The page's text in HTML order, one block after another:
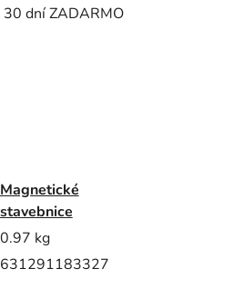
30 dní ZADARMO
Magnetické
stavebnice
0.97 kg
631291183327